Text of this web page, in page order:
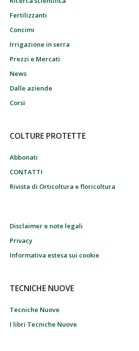
Fertilizzanti
Concimi
Irrigazione in serra
Prezzi e Mercati
News
Dalle aziende
Corsi
COLTURE PROTETTE
Abbonati
CONTATTI
Rivista di Orticoltura e floricoltura
Disclaimer e note legali
Privacy
Informativa estesa sui cookie
TECNICHE NUOVE
Tecniche Nuove
I libri Tecniche Nuove